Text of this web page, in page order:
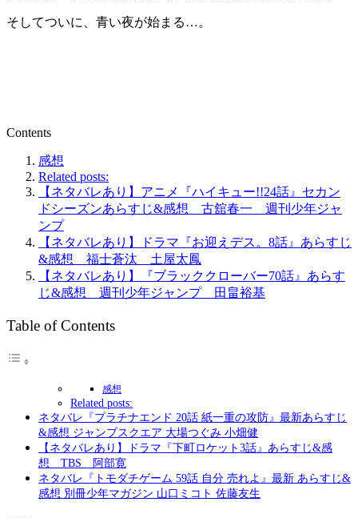
そしてついに、青い夜が始まる…。
Contents
感想
Related posts:
【ネタバレあり】アニメ『ハイキュー!!24話』セカン
ドシーズンあらすじ&感想 古舘春一 週刊少年ジャ
ンプ
【ネタバレあり】ドラマ『お迎えデス。8話』あらすじ
&感想 福士蒼汰 土屋太鳳
【ネタバレあり】『ブラッククローバー70話』あらす
じ&感想 週刊少年ジャンプ 田畠裕基
Table of Contents
感想
Related posts:
ネタバレ『プラチナエンド 20話 紙一重の攻防』最新あらすじ
&感想 ジャンプスクエア 大場つぐみ 小畑健
【ネタバレあり】ドラマ『下町ロケット3話』あらすじ&感
想 TBS 阿部寛
ネタバレ『トモダチゲーム 59話 自分 売れよ』最新 あらすじ&
感想 別冊少年マガジン 山口ミコト 佐藤友生